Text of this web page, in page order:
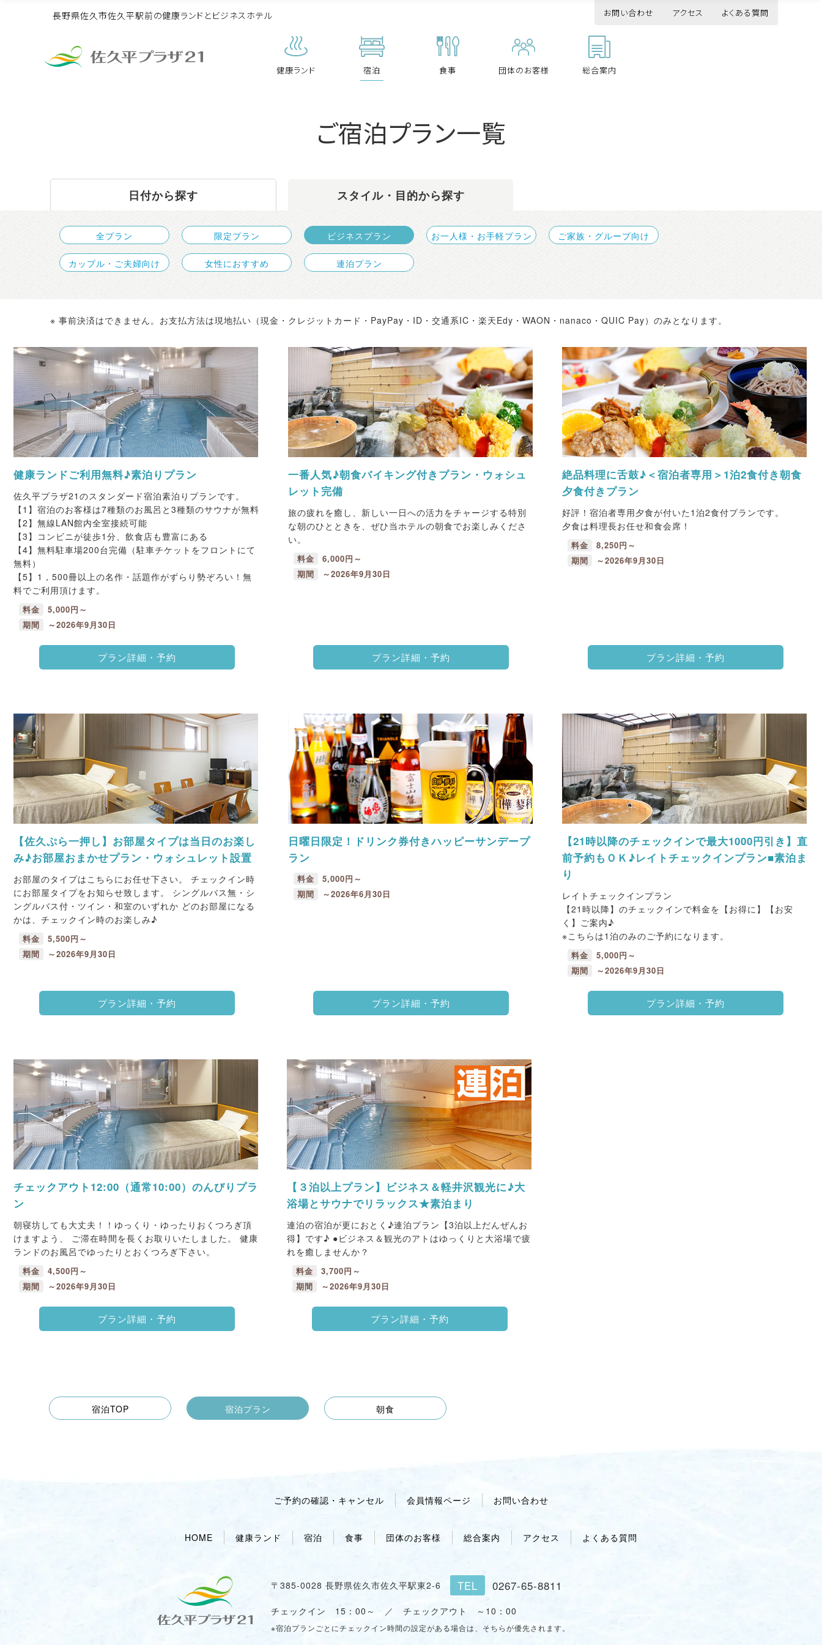
長野県佐久市佐久平駅前の健康ランドとビジネスホテル
健康ランド
リラックスルーム
宿泊
宿泊プラン
食事
団体のお客様
総合案内
ビジネスでご利用
お問い合わせ アクセス よくある質問
ご宿泊プラン一覧
日付から探す スタイル・目的から探す
全プラン 限定プラン ビジネスプラン お一人様・お手軽プラン ご家族・グループ向け
カップル・ご夫婦向け 女性におすすめ 連泊プラン
※ 事前決済はできません。お支払方法は現地払い（現金・クレジットカード・PayPay・ID・交通系IC・楽天Edy・WAON・nanaco・QUIC Pay）のみとなります。
健康ランドご利用無料♪素泊りプラン
佐久平プラザ21のスタンダード宿泊素泊りプランです。
【1】宿泊のお客様は7種類のお風呂と3種類のサウナが無料
【2】無線LAN館内全室接続可能
【3】コンビニが徒歩1分、飲食店も豊富にある
【4】無料駐車場200台完備（駐車チケットをフロントにて
無料）
【5】1，500冊以上の名作・話題作がずらり勢ぞろい！無
料でご利用頂けます。
料金
5,000円～
期間
～2026年9月30日
プラン詳細・予約
一番人気♪朝食バイキング付きプラン・ウォシュ
レット完備
旅の疲れを癒し、新しい一日への活力をチャージする特別
な朝のひとときを、ぜひ当ホテルの朝食でお楽しみくださ
い。
料金
6,000円～
期間
～2026年9月30日
プラン詳細・予約
絶品料理に舌鼓♪＜宿泊者専用＞1泊2食付き朝食
夕食付きプラン
好評！宿泊者専用夕食が付いた1泊2食付プランです。
夕食は料理長お任せ和食会席！
料金
8,250円～
期間
～2026年9月30日
プラン詳細・予約
【佐久ぷら一押し】お部屋タイプは当日のお楽し
み♪お部屋おまかせプラン・ウォシュレット設置
お部屋のタイプはこちらにお任せ下さい。 チェックイン時
にお部屋タイプをお知らせ致します。 シングルバス無・シ
ングルバス付・ツイン・和室のいずれか どのお部屋になる
かは、チェックイン時のお楽しみ♪
料金
5,500円～
期間
～2026年9月30日
プラン詳細・予約
日曜日限定！ドリンク券付きハッピーサンデープ
ラン
料金
5,000円～
期間
～2026年6月30日
プラン詳細・予約
【21時以降のチェックインで最大1000円引き】直
前予約もＯＫ♪レイトチェックインプラン■素泊ま
り
レイトチェックインプラン
【21時以降】のチェックインで料金を【お得に】【お安
く】ご案内♪
※こちらは1泊のみのご予約になります。
料金
5,000円～
期間
～2026年9月30日
プラン詳細・予約
チェックアウト12:00（通常10:00）のんびりプラ
ン
朝寝坊しても大丈夫！！ゆっくり・ゆったりおくつろぎ頂
けますよう、 ご滞在時間を長くお取りいたしました。 健康
ランドのお風呂でゆったりとおくつろぎ下さい。
料金
4,500円～
期間
～2026年9月30日
プラン詳細・予約
【３泊以上プラン】ビジネス＆軽井沢観光に♪大
浴場とサウナでリラックス★素泊まり
連泊の宿泊が更におとく♪連泊プラン【3泊以上だんぜんお
得】です♪ ●ビジネス＆観光のアトはゆっくりと大浴場で疲
れを癒しませんか？
料金
3,700円～
期間
～2026年9月30日
プラン詳細・予約
宿泊TOP 宿泊プラン 朝食
ご予約の確認・キャンセル 会員情報ページ お問い合わせ
HOME 健康ランド 宿泊 食事 団体のお客様 総合案内 アクセス よくある質問
〒385-0028 長野県佐久市佐久平駅東2-6 TEL 0267-65-8811
チェックイン 15：00～ ／ チェックアウト ～10：00
※宿泊プランごとにチェックイン時間の設定がある場合は、そちらが優先されます。
リラックス
リラクゼー
ション
プラ
ン
朝
食
宴
会
団体
昼食
ビジネスで
観光でご
利用